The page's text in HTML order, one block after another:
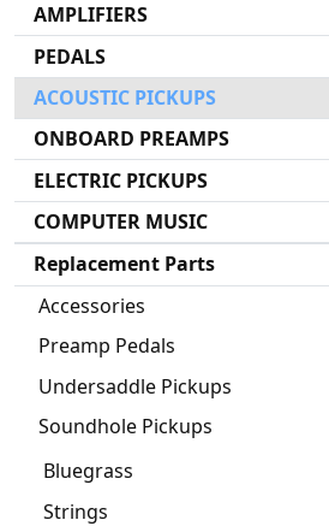
AMPLIFIERS
PEDALS
ACOUSTIC PICKUPS
ONBOARD PREAMPS
ELECTRIC PICKUPS
COMPUTER MUSIC
Replacement Parts
Accessories
Preamp Pedals
Undersaddle Pickups
Soundhole Pickups
Bluegrass
Strings